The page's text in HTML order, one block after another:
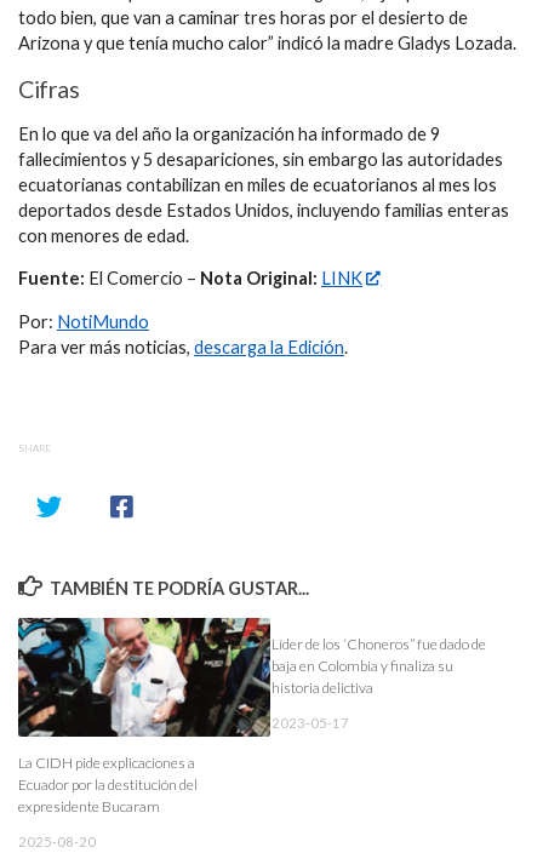
todo bien, que van a caminar tres horas por el desierto de
Arizona y que tenía mucho calor” indicó la madre Gladys Lozada.
Cifras
En lo que va del año la organización ha informado de 9
fallecimientos y 5 desapariciones, sin embargo las autoridades
ecuatorianas contabilizan en miles de ecuatorianos al mes los
deportados desde Estados Unidos, incluyendo familias enteras
con menores de edad.
Fuente: El Comercio – Nota Original: LINK
Por: NotiMundo
Para ver más noticias, descarga la Edición.
SHARE
TAMBIÉN TE PODRÍA GUSTAR...
La CIDH pide explicaciones a
Ecuador por la destitución del
expresidente Bucaram
2025-08-20
Líder de los ‘Choneros” fue dado de
baja en Colombia y finaliza su
historia delictiva
2023-05-17